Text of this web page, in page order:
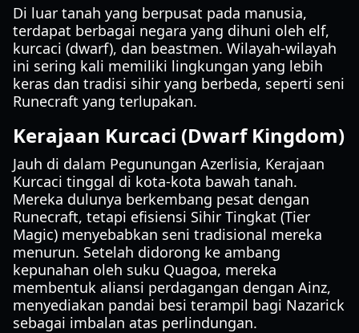
Di luar tanah yang berpusat pada manusia,
terdapat berbagai negara yang dihuni oleh elf,
kurcaci (dwarf), dan beastmen. Wilayah-wilayah
ini sering kali memiliki lingkungan yang lebih
keras dan tradisi sihir yang berbeda, seperti seni
Runecraft yang terlupakan.
Kerajaan Kurcaci (Dwarf Kingdom)
Jauh di dalam Pegunungan Azerlisia, Kerajaan
Kurcaci tinggal di kota-kota bawah tanah.
Mereka dulunya berkembang pesat dengan
Runecraft, tetapi efisiensi Sihir Tingkat (Tier
Magic) menyebabkan seni tradisional mereka
menurun. Setelah didorong ke ambang
kepunahan oleh suku Quagoa, mereka
membentuk aliansi perdagangan dengan Ainz,
menyediakan pandai besi terampil bagi Nazarick
sebagai imbalan atas perlindungan.